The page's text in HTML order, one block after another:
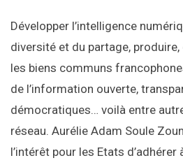
Développer l’intelligence
diversité et du partage,
les biens communs
de l’information ouverte,
démocratiques… voilà entre
réseau. Aurélie Adam Soule
l’intérêt pour les Etats